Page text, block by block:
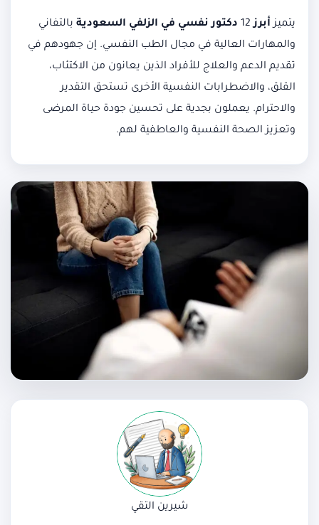
يتميزأبرز12 دكتور نفسي في الزلفي السعودية بالتفاني
والمهارات العالية في مجال الطب النفسي. إن جهودهم في
تقديم الدعم والعلاج للأفراد الذين يعانون من الاكتئاب،
القلق، والاضطرابات النفسية الأخرى تستحق التقدير
والاحترام. يعملون بجدية على تحسين جودة حياة المرضى
وتعزيز الصحة النفسية والعاطفية لهم.
شيرين التقي